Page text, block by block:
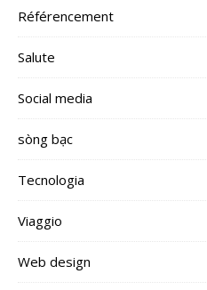
Référencement
Salute
Social media
sòng bạc
Tecnologia
Viaggio
Web design